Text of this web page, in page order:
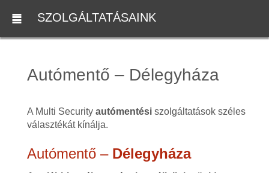
SZOLGÁLTATÁSAINK
Autómentő – Délegyháza
A Multi Security autómentésiszolgáltatások széles
választékát kínálja.
Autómentő – Délegyháza